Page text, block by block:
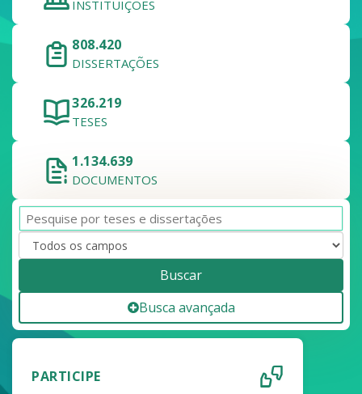
INSTITUIÇÕES
808.420
DISSERTAÇÕES
326.219
TESES
1.134.639
DOCUMENTOS
Buscar
Busca avançada
PARTICIPE